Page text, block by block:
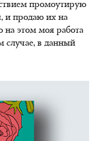
промоутирую
и продаю их на
на этом моя работа
случае, в данный